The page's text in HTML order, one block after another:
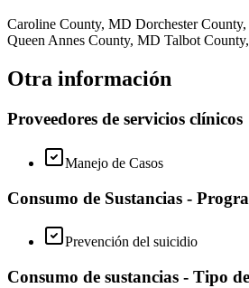
Caroline County, MD Dorchester
Queen Annes County, MD Talbot
Otra información
Proveedores de servicios clínicos
Manejo de Casos
Consumo de Sustancias -
Prevención del suicidio
Consumo de sustancias - Tipo